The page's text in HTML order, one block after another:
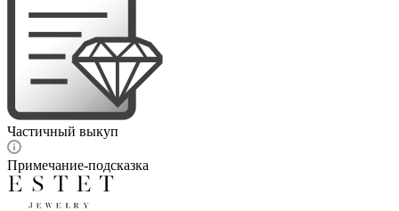
Частичный выкуп
Примечание-подсказка